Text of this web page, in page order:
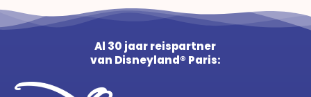
Al 30 jaar reispartner
van Disneyland® Paris: